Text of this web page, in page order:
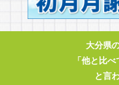
大分県
「他と比
と言